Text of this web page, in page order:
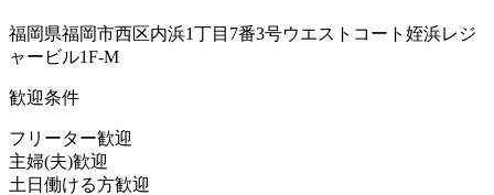
福岡県福岡市西区内浜1丁目7番3号ウエストコート姪浜レジ
ャービル1F-M
歓迎条件
フリーター歓迎
主婦(夫)歓迎
土日働ける方歓迎